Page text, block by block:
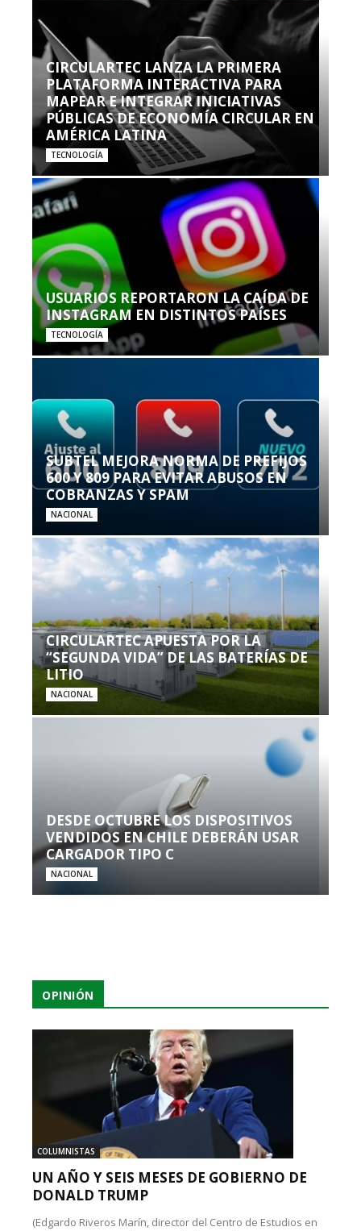
CIRCULARTEC LANZA LA PRIMERA
PLATAFORMA INTERACTIVA PARA
MAPEAR E INTEGRAR INICIATIVAS
PÚBLICAS DE ECONOMÍA CIRCULAR EN
AMÉRICA LATINA
TECNOLOGÍA
USUARIOS REPORTARON LA CAÍDA DE
INSTAGRAM EN DISTINTOS PAÍSES
TECNOLOGÍA
SUBTEL MEJORA NORMA DE PREFIJOS
600 Y 809 PARA EVITAR ABUSOS EN
COBRANZAS Y SPAM
NACIONAL
CIRCULARTEC APUESTA POR LA
“SEGUNDA VIDA” DE LAS BATERÍAS DE
LITIO
NACIONAL
DESDE OCTUBRE LOS DISPOSITIVOS
VENDIDOS EN CHILE DEBERÁN USAR
CARGADOR TIPO C
NACIONAL
OPINIÓN
COLUMNISTAS
UN AÑO Y SEIS MESES DE GOBIERNO DE
DONALD TRUMP
(Edgardo Riveros Marín, director del Centro de Estudios en